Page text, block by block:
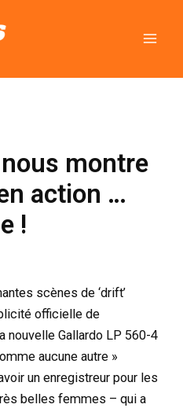
montre
action …
!
scènes de ‘drift’
officielle de
nouvelle Gallardo LP 560-4
aucune autre »
un enregistreur pour les
belles femmes – qui a